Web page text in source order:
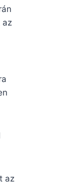
az
az